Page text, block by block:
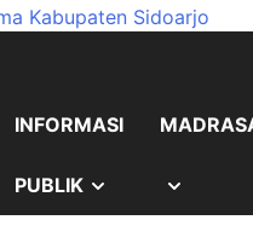
INFORMASI
PUBLIK SHOW